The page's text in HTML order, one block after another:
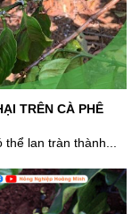
TRÊN CÀ PHÊ
lan tràn thành...